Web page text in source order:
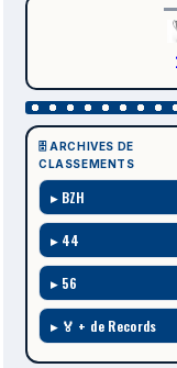
🗄️ ARCHIVES DE
CLASSEMENTS
BZH
44
56
🏅 + de Records